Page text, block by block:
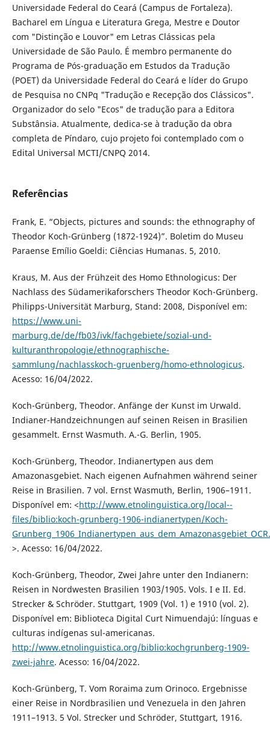
Universidade Federal do Ceará (Campus de Fortaleza).
Bacharel em Língua e Literatura Grega, Mestre e Doutor
com "Distinção e Louvor" em Letras Clássicas pela
Universidade de São Paulo. É membro permanente do
Programa de Pós-graduação em Estudos da Tradução
(POET) da Universidade Federal do Ceará e líder do Grupo
de Pesquisa no CNPq "Tradução e Recepção dos Clássicos".
Organizador do selo "Ecos" de tradução para a Editora
Substânsia. Atualmente, dedica-se à tradução da obra
completa de Píndaro, cujo projeto foi contemplado com o
Edital Universal MCTI/CNPQ 2014.
Referências
Frank, E. “Objects, pictures and sounds: the ethnography of
Theodor Koch-Grünberg (1872-1924)”. Boletim do Museu
Paraense Emílio Goeldi: Ciências Humanas. 5, 2010.
Kraus, M. Aus der Frühzeit des Homo Ethnologicus: Der
Nachlass des Südamerikaforschers Theodor Koch-Grünberg.
Philipps-Universität Marburg, Stand: 2008, Disponível em:
https://www.uni-
marburg.de/de/fb03/ivk/fachgebiete/sozial-und-
kulturanthropologie/ethnographische-
sammlung/nachlasskoch-gruenberg/homo-ethnologicus.
Acesso: 16/04/2022.
Koch-Grünberg, Theodor. Anfänge der Kunst im Urwald.
Indianer-Handzeichnungen auf seinen Reisen in Brasilien
gesammelt. Ernst Wasmuth. A.-G. Berlin, 1905.
Koch-Grünberg, Theodor. Indianertypen aus dem
Amazonasgebiet. Nach eigenen Aufnahmen während seiner
Reise in Brasilien. 7 vol. Ernst Wasmuth, Berlin, 1906–1911.
Disponível em: <http://www.etnolinguistica.org/local--
files/biblio:koch-grunberg-1906-indianertypen/Koch-
>. Acesso: 16/04/2022.
Koch-Grünberg, Theodor, Zwei Jahre unter den Indianern:
Reisen in Nordwesten Brasilien 1903/1905. Vols. I e II. Ed.
Strecker & Schröder. Stuttgart, 1909 (Vol. 1) e 1910 (vol. 2).
Disponível em: Biblioteca Digital Curt Nimuendajú: línguas e
culturas indígenas sul-americanas.
http://www.etnolinguistica.org/biblio:kochgrunberg-1909-
zwei-jahre. Acesso: 16/04/2022.
Koch-Grünberg, T. Vom Roraima zum Orinoco. Ergebnisse
einer Reise in Nordbrasilien und Venezuela in den Jahren
1911–1913. 5 Vol. Strecker und Schröder, Stuttgart, 1916.